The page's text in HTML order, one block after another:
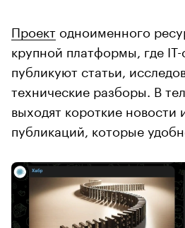
Проект одноименного
крупной платформы, где
публикуют статьи,
технические разборы. В
выходят короткие новости
публикаций, которые